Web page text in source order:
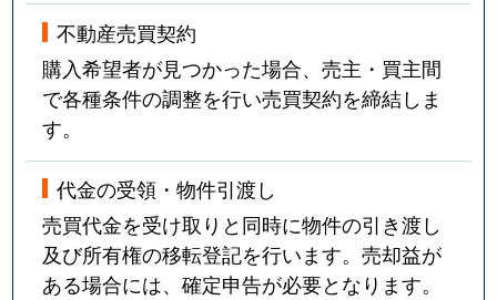
不動産売買契約
購入希望者が見つかった場合、売主・買主間
で各種条件の調整を行い売買契約を締結しま
す。
代金の受領・物件引渡し
売買代金を受け取りと同時に物件の引き渡し
及び所有権の移転登記を行います。売却益が
ある場合には、確定申告が必要となります。